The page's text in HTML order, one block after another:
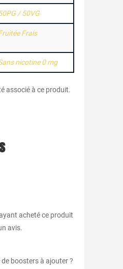
/ 50VG
Frais
nicotine 0 mg
associé à ce produit.
acheté ce produit
avis.
boosters à ajouter ?